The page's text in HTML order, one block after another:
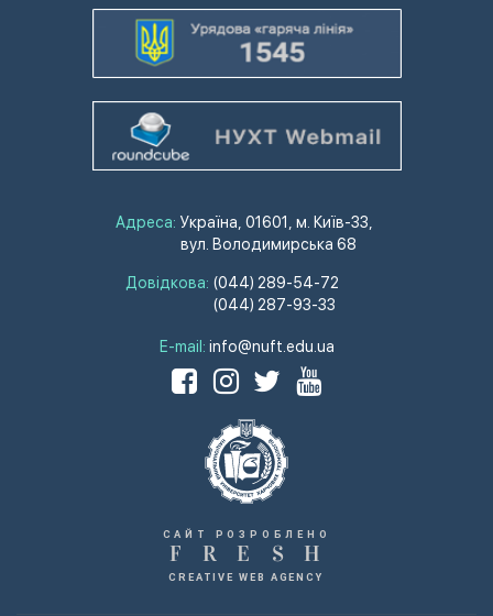
Адреса: Україна, 01601, м. Київ-33,
вул. Володимирська 68
Довідкова: (044) 289-54-72
(044) 287-93-33
E-mail: info@nuft.edu.ua
САЙТ РОЗРОБЛЕНО
F R E S H
CREATIVE WEB AGENCY